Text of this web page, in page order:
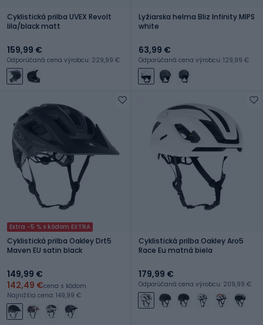
Cyklistická prilba UVEX Revolt
lila/black matt
159,99 €
Odporúčaná cena výrobcu: 229,99 €
Lyžiarska helma Bliz Infinity MIPS
white
63,99 €
Odporúčaná cena výrobcu: 129,99 €
Extra -5 % s kódom EXTRA
Cyklistická prilba Oakley Drt5
Maven EU satin black
149,99 €
142,49 €cena s kódom
Najnižšia cena: 149,99 €
Cyklistická prilba Oakley Aro5
Race Eu matná biela
179,99 €
Odporúčaná cena výrobcu: 209,99 €